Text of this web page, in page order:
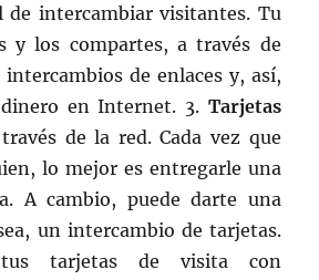
de intercambiar visitantes. Tu
y los compartes, a través de
de enlaces y, así,
en Internet. 3. Tarjetas
de la red. Cada vez que
lo mejor es entregarle una
A cambio, puede darte una
un intercambio de tarjetas.
tarjetas de visita con